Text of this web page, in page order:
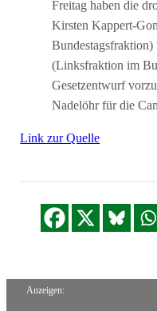
Freitag haben die
Kirsten Kappert-
(Linksfraktion im
Gesetzentwurf
Nadelöhr für die
Link zur Quelle
Anzeigen: